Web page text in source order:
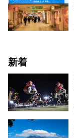
新着